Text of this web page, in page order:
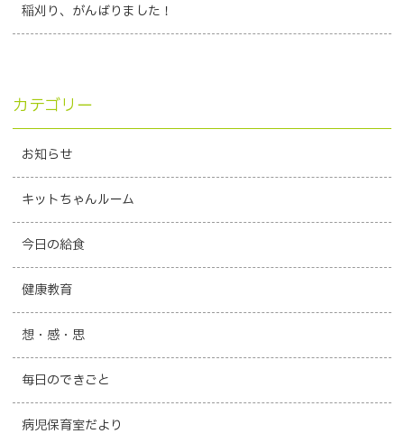
稲刈り、がんばりました！
カテゴリー
お知らせ
キットちゃんルーム
今日の給食
健康教育
想・感・思
毎日のできごと
病児保育室だより